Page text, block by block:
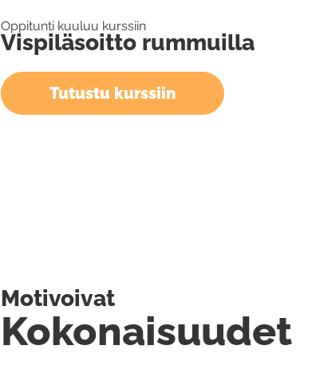
Oppitunti kuuluu kurssiin
Vispiläsoitto rummuilla
Tutustu kurssiin
Kokonaisuudet
Motivoivat